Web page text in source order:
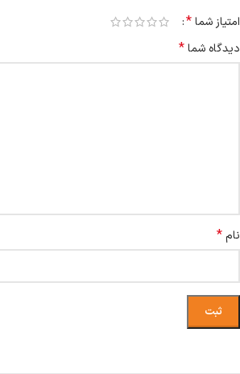
امتیاز شما*
دیدگاه شما*
نام*